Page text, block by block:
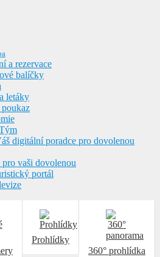
a rezervace
balíčky
letáky
digitální poradce pro dovolenou
vaši dovolenou
portál
360° prohlídka
Prohlídky